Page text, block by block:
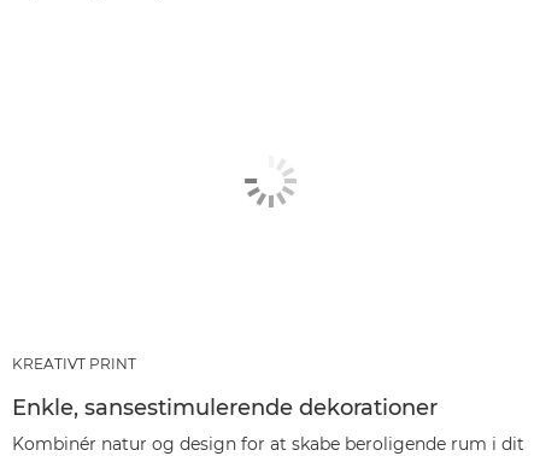
KREATIVT PRINT
Enkle, sansestimulerende dekorationer
Kombinér natur og design for at skabe beroligende rum i dit